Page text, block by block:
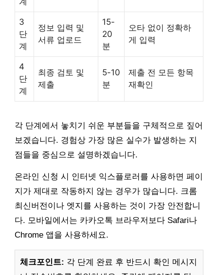
3
단
계
정보 입력 및
서류 업로드
15-
20
분
오타 없이 정확하
게 입력
4
단
계
최종 검토 및
제출
5-10
분
제출 전 모든 항목
재확인
각 단계에서 놓치기 쉬운 부분들을 구체적으로 짚어
보겠습니다. 경험상 가장 많은 실수가 발생하는 지
점들을 중심으로 설명하겠습니다.
온라인 신청 시 인터넷 익스플로러를 사용하면 페이
지가 제대로 작동하지 않는 경우가 많습니다. 크롬
최신버전이나 엣지를 사용하는 것이 가장 안전합니
다. 모바일에서는 카카오톡 브라우저보다 Safari나
Chrome 앱을 사용하세요.
체크포인트: 각 단계 완료 후 반드시 확인 메시지